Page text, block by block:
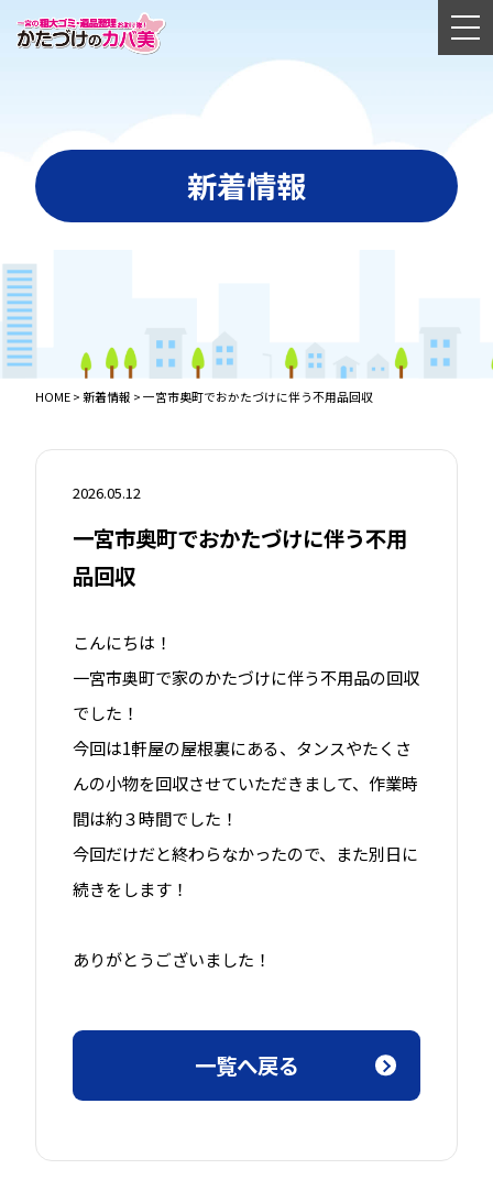
新着情報
HOME>新着情報 >一宮市奥町でおかたづけに伴う不用品回収
2026.05.12
一宮市奥町でおかたづけに伴う不用
品回収
こんにちは！
一宮市奥町で家のかたづけに伴う不用品の回収
でした！
今回は1軒屋の屋根裏にある、タンスやたくさ
んの小物を回収させていただきまして、作業時
間は約３時間でした！
今回だけだと終わらなかったので、また別日に
続きをします！
ありがとうございました！
一覧へ戻る